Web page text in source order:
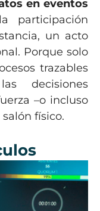
en eventos
participación
un acto
Porque solo
trazables
decisiones
–o incluso
físico.